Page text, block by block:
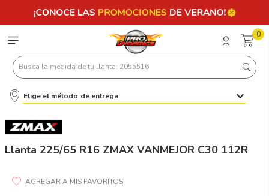
0
Busca la medida de tu llanta: 2055516
Elige el método de entrega
Llanta 225/65 R16 ZMAX VANMEJOR C30 112R
Términos más buscados